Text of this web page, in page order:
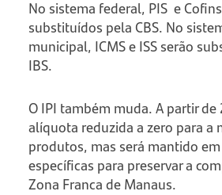
No sistema federal, PIS e
substituídos pela CBS. No
municipal, ICMS e ISS serão
IBS.
O IPI também muda. A partir
alíquota reduzida a zero para a
produtos, mas será mantido
específicas para preservar a
Zona Franca de Manaus.